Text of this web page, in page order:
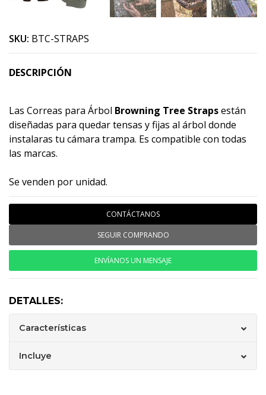
SKU: BTC-STRAPS
DESCRIPCIÓN
Las Correas para Árbol Browning Tree Strapsestán
diseñadas para quedar tensas y fijas al árbol donde
instalaras tu cámara trampa. Es compatible con todas
las marcas.
Se venden por unidad.
CONTÁCTANOS
SEGUIR COMPRANDO
ENVÍANOS UN MENSAJE
DETALLES:
Características
Incluye